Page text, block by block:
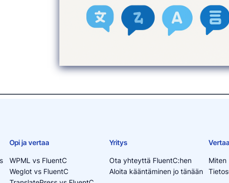
Opi ja vertaa
WPML vs FluentC
Weglot vs FluentC
Yritys
Ota yhteyttä FluentC:hen
Aloita kääntäminen jo tänään
Miten